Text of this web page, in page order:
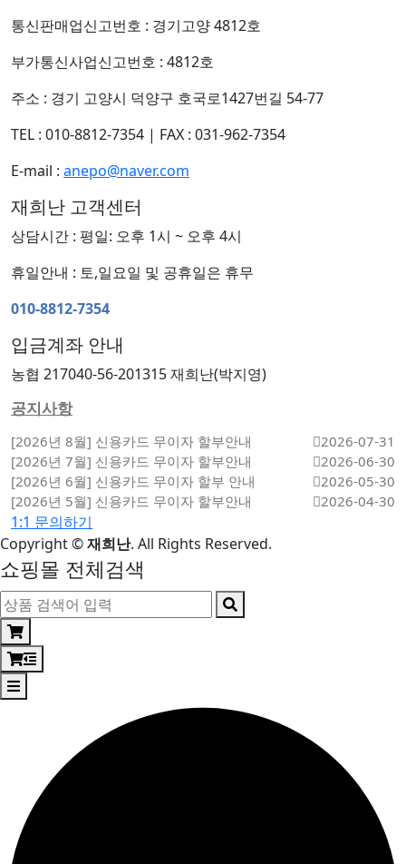
통신판매업신고번호 : 경기고양 4812호
부가통신사업신고번호 : 4812호
주소 : 경기 고양시 덕양구 호국로1427번길 54-77
TEL : 010-8812-7354 | FAX : 031-962-7354
E-mail : anepo@naver.com
재희난 고객센터
상담시간 : 평일: 오후 1시 ~ 오후 4시
휴일안내 : 토,일요일 및 공휴일은 휴무
010-8812-7354
입금계좌 안내
농협 217040-56-201315 재희난(박지영)
공지사항
[2026년 8월] 신용카드 무이자 할부안내
2026-07-31
[2026년 7월] 신용카드 무이자 할부안내
2026-06-30
[2026년 6월] 신용카드 무이자 할부 안내
2026-05-30
[2026년 5월] 신용카드 무이자 할부안내
2026-04-30
1:1 문의하기
Copyright©재희난. All Rights Reserved.
쇼핑몰 전체검색